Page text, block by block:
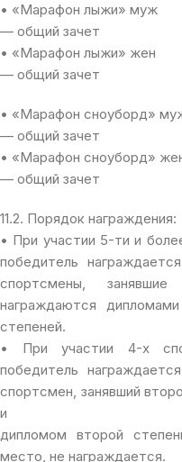
• «Марафон лыжи» муж
— общий зачет
• «Марафон лыжи» жен
— общий зачет
• «Марафон сноуборд»
— общий зачет
• «Марафон сноуборд»
— общий зачет
11.2. Порядок награждения:
• При участии 5-ти и
победитель
спортсмены,
награждаются
степеней.
• При участии 4-х
победитель
спортсмен, занявший
и
дипломом второй
место, не награждается.